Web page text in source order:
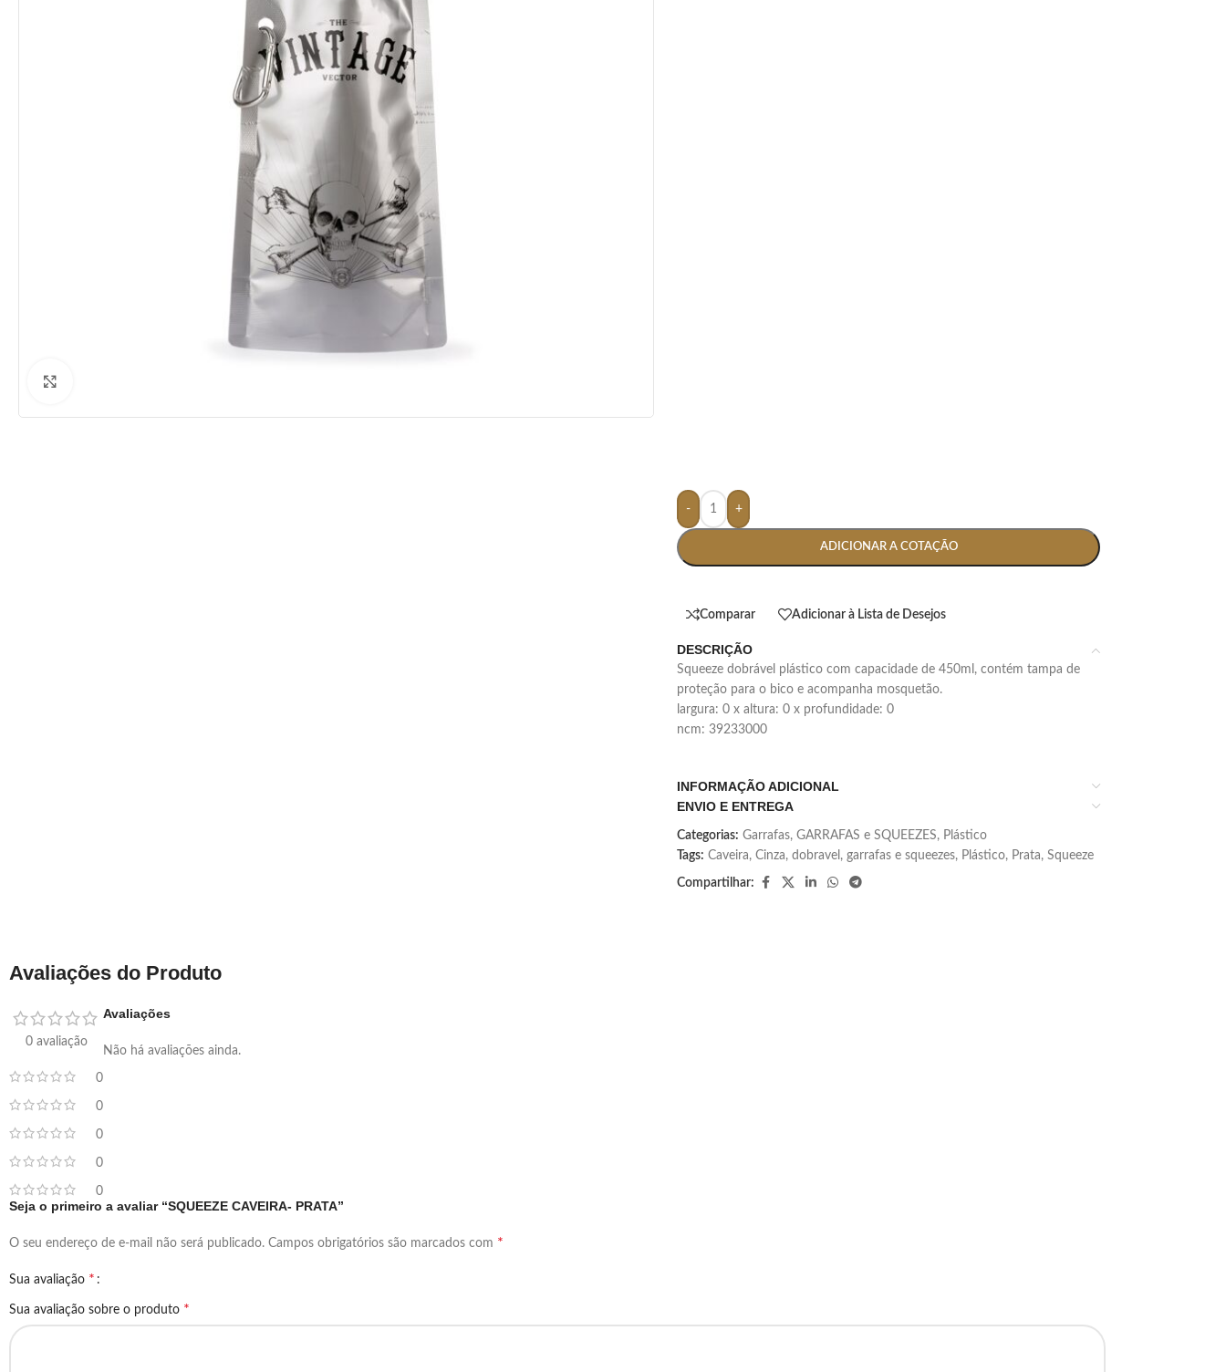
- +
ADICIONAR A COTAÇÃO
Comparar Adicionar à Lista de Desejos
DESCRIÇÃO
squeeze dobrável plástico com capacidade de 450ml, contém tampa de
proteção para o bico e acompanha mosquetão.
largura: 0 x altura: 0 x profundidade: 0
ncm: 39233000
INFORMAÇÃO ADICIONAL
ENVIO E ENTREGA
Categorias: Garrafas, GARRAFAS e SQUEEZES, Plástico
Tags: Caveira, Cinza, dobravel , garrafas e squeezes, Plástico, Prata, Squeeze
Compartilhar:
Avaliações do Produto
0 avaliação
0
0
0
0
0
Avaliações
Não há avaliações ainda.
Seja o primeiro a avaliar “SQUEEZE CAVEIRA- PRATA”
O seu endereço de e-mail não será publicado. Campos obrigatórios são marcados com *
Sua avaliação *
Sua avaliação sobre o produto *